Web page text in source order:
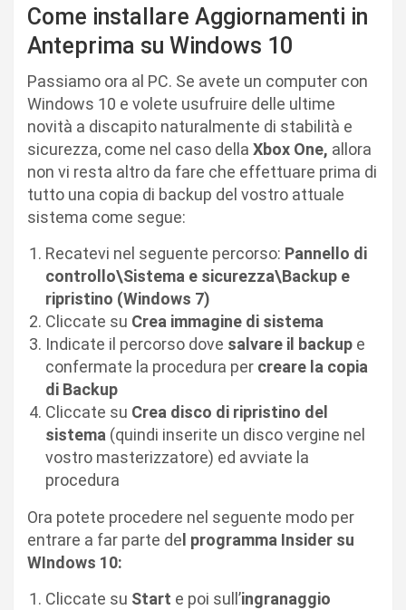
Come installare Aggiornamenti in
Anteprima su Windows 10
Passiamo ora al PC. Se avete un computer con
Windows 10 e volete usufruire delle ultime
novità a discapito naturalmente di stabilità e
sicurezza, come nel caso della Xbox One, allora
non vi resta altro da fare che effettuare prima di
tutto una copia di backup del vostro attuale
sistema come segue:
Recatevi nel seguente percorso: Pannello di
controllo\Sistema e sicurezza\Backup e
ripristino (Windows 7)
Cliccate su Crea immagine di sistema
Indicate il percorso dove salvare il backup e
confermate la procedura per creare la copia
di Backup
Cliccate su Crea disco di ripristino del
sistema (quindi inserite un disco vergine nel
vostro masterizzatore) ed avviate la
procedura
Ora potete procedere nel seguente modo per
entrare a far parte del programma Insider su
WIndows 10:
Cliccate su Start e poi sull’ingranaggio